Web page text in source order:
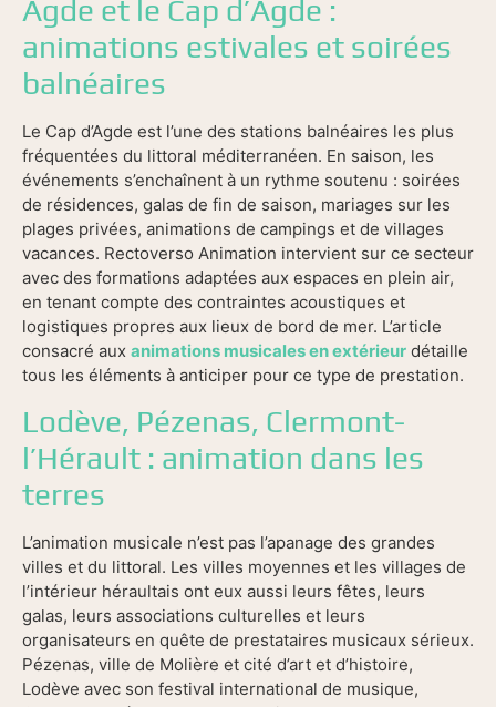
Agde et le Cap d’Agde :
animations estivales et soirées
balnéaires
Le Cap d’Agde est l’une des stations balnéaires les plus
fréquentées du littoral méditerranéen. En saison, les
événements s’enchaînent à un rythme soutenu : soirées
de résidences, galas de fin de saison, mariages sur les
plages privées, animations de campings et de villages
vacances. Rectoverso Animation intervient sur ce secteur
avec des formations adaptées aux espaces en plein air,
en tenant compte des contraintes acoustiques et
logistiques propres aux lieux de bord de mer. L’article
consacré aux animations musicales en extérieur détaille
tous les éléments à anticiper pour ce type de prestation.
Lodève, Pézenas, Clermont-
l’Hérault : animation dans les
terres
L’animation musicale n’est pas l’apanage des grandes
villes et du littoral. Les villes moyennes et les villages de
l’intérieur héraultais ont eux aussi leurs fêtes, leurs
galas, leurs associations culturelles et leurs
organisateurs en quête de prestataires musicaux sérieux.
Pézenas, ville de Molière et cité d’art et d’histoire,
Lodève avec son festival international de musique,